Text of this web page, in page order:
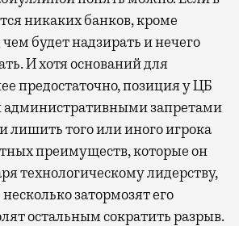
никаких банков, кроме
будет надзирать и нечего
И хотя оснований для
предостаточно, позиция у ЦБ
административными запретами
лишить того или иного игрока
преимуществ, которые он
технологическому лидерству,
затормозят его
остальным сократить разрыв.